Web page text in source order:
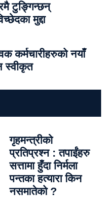
टुङ्गिन्छन्
मुद्दा
कर्मचारीहरुको नयाँ
स्वीकृत
गृहमन्त्रीको
प्रतिप्रश्न : तपाईंहरु
सत्तामा हुँदा निर्मला
पन्तका हत्यारा किन
नसमातेको ?